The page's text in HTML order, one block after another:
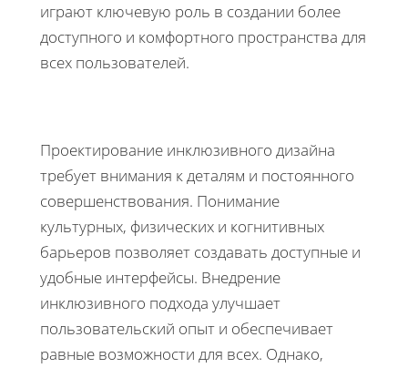
играют ключевую роль в создании более
доступного и комфортного пространства для
всех пользователей.
Проектирование инклюзивного дизайна
требует внимания к деталям и постоянного
совершенствования. Понимание
культурных, физических и когнитивных
барьеров позволяет создавать доступные и
удобные интерфейсы. Внедрение
инклюзивного подхода улучшает
пользовательский опыт и обеспечивает
равные возможности для всех. Однако,